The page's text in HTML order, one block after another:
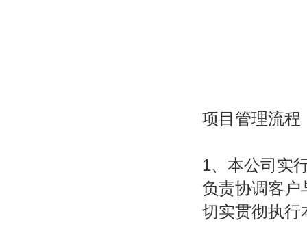
项目管理流程
1、本公司实
负责协调客户
切实贯彻执行